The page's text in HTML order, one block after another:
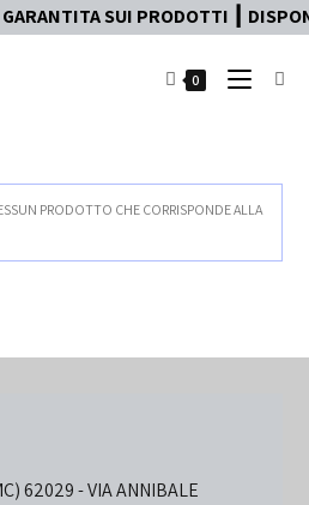
SUI PRODOTTI ┃
0
PRODOTTO CHE CORRISPONDE ALLA
62029 - VIA ANNIBALE